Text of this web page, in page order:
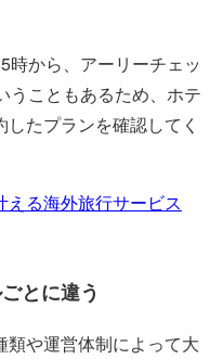
時から、アーリーチェッ
うこともあるため、ホテ
たプランを確認してく
る海外旅行サービス
とに違う
や運営体制によって大